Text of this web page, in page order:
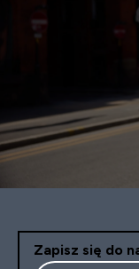
Zapisz się do